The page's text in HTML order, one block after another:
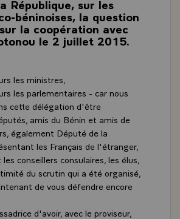
République, sur les
béninoises, la question
la coopération avec
le 2 juillet 2015.
les ministres,
les parlementaires - car nous
cette délégation d'être
amis du Bénin et amis de
également Député de la
les Français de l'étranger,
conseillers consulaires, les élus,
du scrutin qui a été organisé,
de vous défendre encore
d'avoir, avec le proviseur,